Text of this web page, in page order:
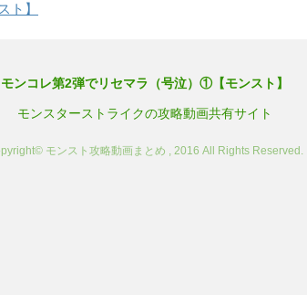
ト】
モンコレ第2弾でリセマラ（号泣）①【モンスト】
モンスターストライクの攻略動画共有サイト
モンスト攻略動画まとめ , 2016 All Rights Reserved.